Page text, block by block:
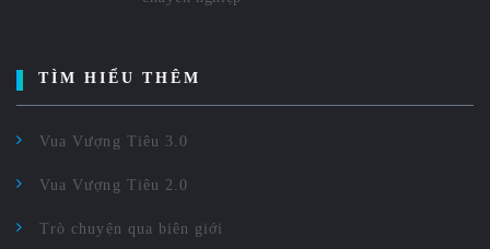
TÌM HIỂU THÊM
Vua Vượng Tiêu 3.0
Vua Vượng Tiêu 2.0
Trò chuyện qua biên giới